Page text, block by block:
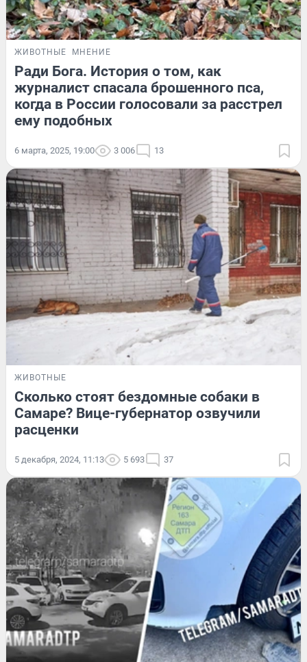
ЖИВОТНЫЕ МНЕНИЕ
Ради Бога. История о том, как
журналист спасала брошенного пса,
когда в России голосовали за расстрел
ему подобных
6 марта, 2025, 19:00 3 006 13
ЖИВОТНЫЕ
Сколько стоят бездомные собаки в
Самаре? Вице-губернатор озвучили
расценки
5 декабря, 2024, 11:13 5 693 37